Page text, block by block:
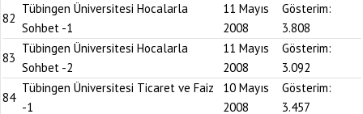
82
Tübingen Üniversitesi Hocalarla
Sohbet -1
11 Mayıs
2008
Gösterim:
3.808
83
Tübingen Üniversitesi Hocalarla
Sohbet -2
11 Mayıs
2008
Gösterim:
3.092
84
Tübingen Üniversitesi Ticaret ve Faiz
-1
10 Mayıs
2008
Gösterim:
3.457